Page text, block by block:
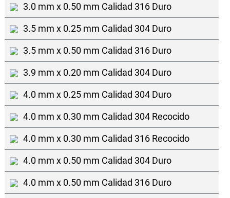
3.0 mm x 0.50 mm Calidad 316 Duro
3.5 mm x 0.25 mm Calidad 304 Duro
3.5 mm x 0.50 mm Calidad 316 Duro
3.9 mm x 0.20 mm Calidad 304 Duro
4.0 mm x 0.25 mm Calidad 304 Duro
4.0 mm x 0.30 mm Calidad 304 Recocido
4.0 mm x 0.30 mm Calidad 316 Recocido
4.0 mm x 0.50 mm Calidad 304 Duro
4.0 mm x 0.50 mm Calidad 316 Duro